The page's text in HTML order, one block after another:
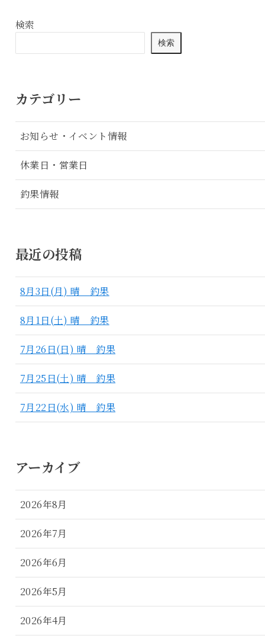
検索
検索
カテゴリー
お知らせ・イベント情報
休業日・営業日
釣果情報
最近の投稿
8月3日(月) 晴 釣果
8月1日(土) 晴 釣果
7月26日(日) 晴 釣果
7月25日(土) 晴 釣果
7月22日(水) 晴 釣果
アーカイブ
2026年8月
2026年7月
2026年6月
2026年5月
2026年4月